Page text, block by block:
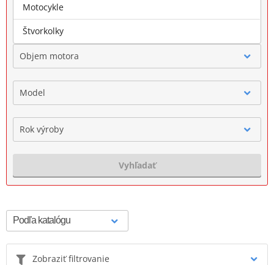
Značka
Objem motora
Model
Rok výroby
Vyhľadať
Zobraziť filtrovanie
Motocykle
Štvorkolky